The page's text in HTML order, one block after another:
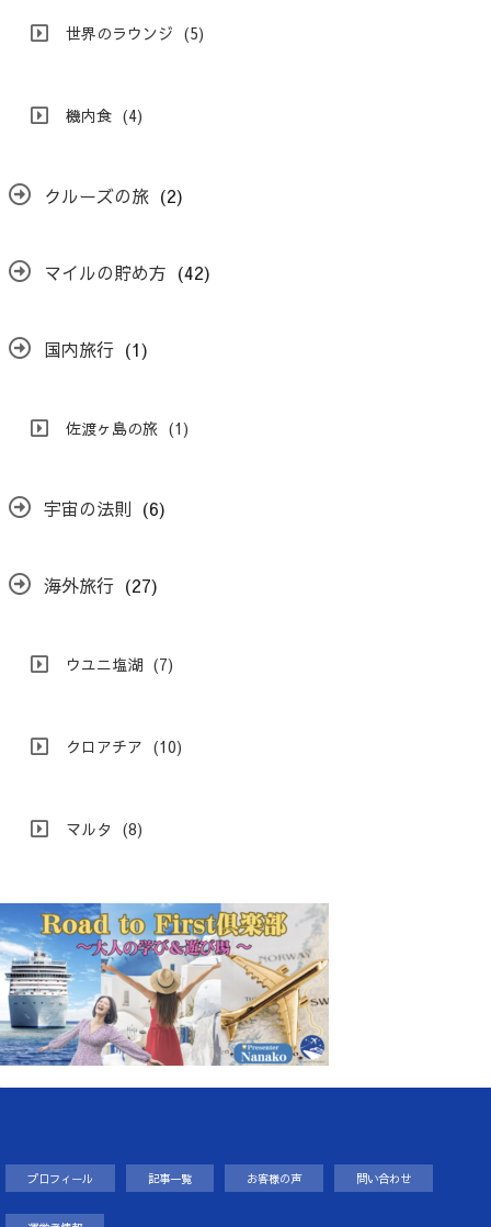
世界のラウンジ (5)
機内食 (4)
クルーズの旅 (2)
マイルの貯め方 (42)
国内旅行 (1)
佐渡ヶ島の旅 (1)
宇宙の法則 (6)
海外旅行 (27)
ウユニ塩湖 (7)
クロアチア (10)
マルタ (8)
プロフィール 記事一覧 お客様の声 問い合わせ